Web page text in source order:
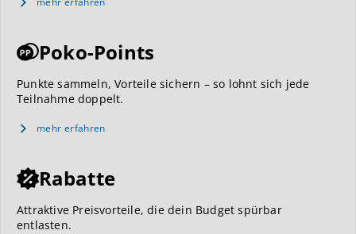
Poko-Points
Punkte sammeln, Vorteile sichern – so lohnt sich jede
Teilnahme doppelt.
mehr erfahren
Rabatte
Attraktive Preisvorteile, die dein Budget spürbar
entlasten.